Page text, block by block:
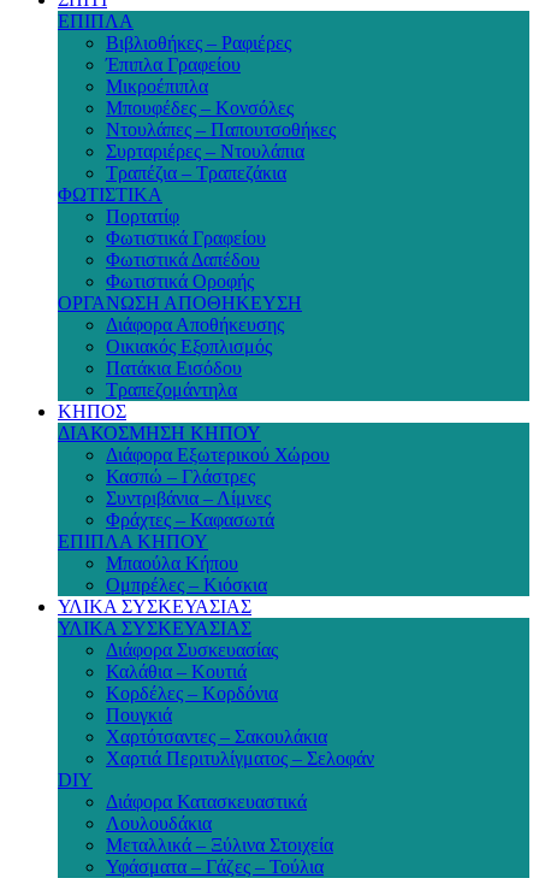
ΕΠΙΠΛΑ
Βιβλιοθήκες – Ραφιέρες
Έπιπλα Γραφείου
Μικροέπιπλα
Μπουφέδες – Κονσόλες
Ντουλάπες – Παπουτσοθήκες
Συρταριέρες – Ντουλάπια
Τραπέζια – Τραπεζάκια
ΦΩΤΙΣΤΙΚΑ
Πορτατίφ
Φωτιστικά Γραφείου
Φωτιστικά Δαπέδου
Φωτιστικά Οροφής
ΟΡΓΑΝΩΣΗ ΑΠΟΘΗΚΕΥΣΗ
Διάφορα Αποθήκευσης
Οικιακός Εξοπλισμός
Πατάκια Εισόδου
Τραπεζομάντηλα
ΚΗΠΟΣ
ΔΙΑΚΟΣΜΗΣΗ ΚΗΠΟΥ
Διάφορα Εξωτερικού Χώρου
Κασπώ – Γλάστρες
Συντριβάνια – Λίμνες
Φράχτες – Καφασωτά
ΕΠΙΠΛΑ ΚΗΠΟΥ
Μπαούλα Κήπου
Ομπρέλες – Κιόσκια
ΥΛΙΚΑ ΣΥΣΚΕΥΑΣΙΑΣ
ΥΛΙΚΑ ΣΥΣΚΕΥΑΣΙΑΣ
Διάφορα Συσκευασίας
Καλάθια – Κουτιά
Κορδέλες – Κορδόνια
Πουγκιά
Χαρτότσαντες – Σακουλάκια
Χαρτιά Περιτυλίγματος – Σελοφάν
DIY
Διάφορα Κατασκευαστικά
Λουλουδάκια
Μεταλλικά – Ξύλινα Στοιχεία
Υφάσματα – Γάζες – Τούλια